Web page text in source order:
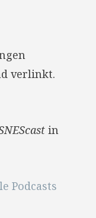
verlinkt.
in
Podcasts